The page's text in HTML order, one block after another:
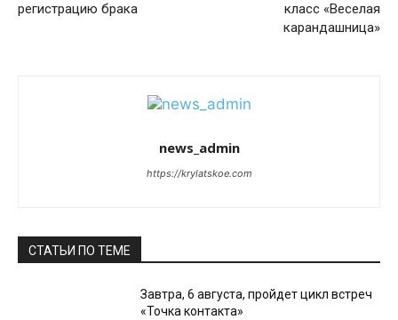
регистрацию брака
класс «Веселая
карандашница»
news_admin
https://krylatskoe.com
СТАТЬИ ПО ТЕМЕ
Завтра, 6 августа, пройдет цикл встреч
«Точка контакта»